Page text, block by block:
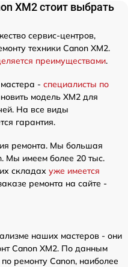
XM2 стоит выбрать
сервис-центров,
техники Canon XM2.
преимуществами.
- специалисты по
модель XM2 для
На все виды
гарантия.
ремонта. Мы большая
Мы имеем более 20 тыс.
складах уже имеется
ремонта на сайте -
наших мастеров - они
Canon XM2. По данным
ремонту Canon, наиболее